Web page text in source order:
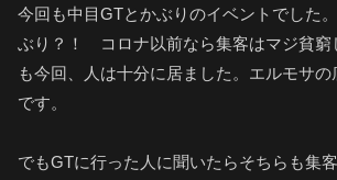
今回も中目GTとかぶりのイベントでした
ぶり？！ コロナ以前なら集客はマジ貧窮
も今回、人は十分に居ました。エルモサの
です。
でもGTに行った人に聞いたらそちらも集